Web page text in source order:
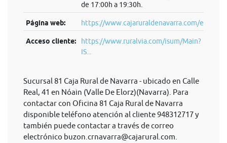
de 17:00h a 19:30h.
Página web: https://www.cajaruraldenavarra.com/es
Acceso cliente:
https://www.ruralvia.com/isum/Main?
IS...
Sucursal 81 Caja Rural de Navarra - ubicado en Calle
Real, 41 en Nóain (Valle De Elorz)(Navarra). Para
contactar con Oficina 81 Caja Rural de Navarra
disponible teléfono atención al cliente 948312717 y
también puede contactar a través de correo
electrónico buzon.crnavarra@cajarural.com